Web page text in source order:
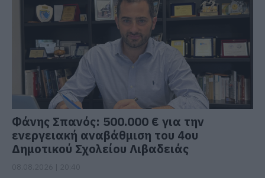
Φάνης Σπανός: 500.000 € για την
ενεργειακή αναβάθμιση του 4ου
Δημοτικού Σχολείου Λιβαδειάς